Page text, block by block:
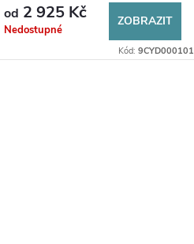
od 2 925 Kč
Nedostupné
ZOBRAZIT
Kód:9CYD000101